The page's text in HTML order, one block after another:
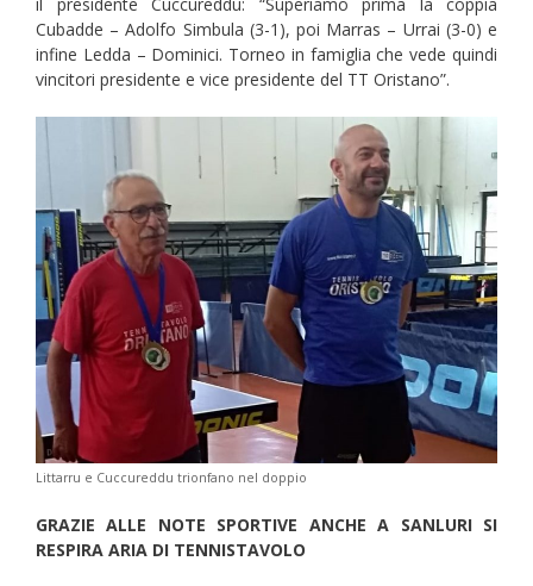
Cubadde – Adolfo Simbula (3-1), poi Marras – Urrai (3-0) e
infine Ledda – Dominici. Torneo in famiglia che vede quindi
vincitori presidente e vice presidente del TT Oristano”.
Littarru e Cuccureddu trionfano nel doppio
GRAZIE ALLE NOTE SPORTIVE ANCHE A SANLURI SI
RESPIRA ARIA DI TENNISTAVOLO